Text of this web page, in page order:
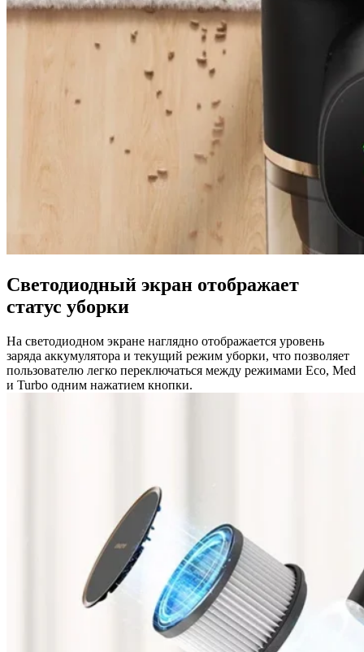
Светодиодный экран отображает
статус уборки
На светодиодном экране наглядно отображается уровень
заряда аккумулятора и текущий режим уборки, что позволяет
пользователю легко переключаться между режимами Eco, Med
и Turbo одним нажатием кнопки.